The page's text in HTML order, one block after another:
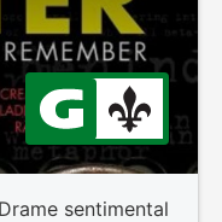
Drame sentimental